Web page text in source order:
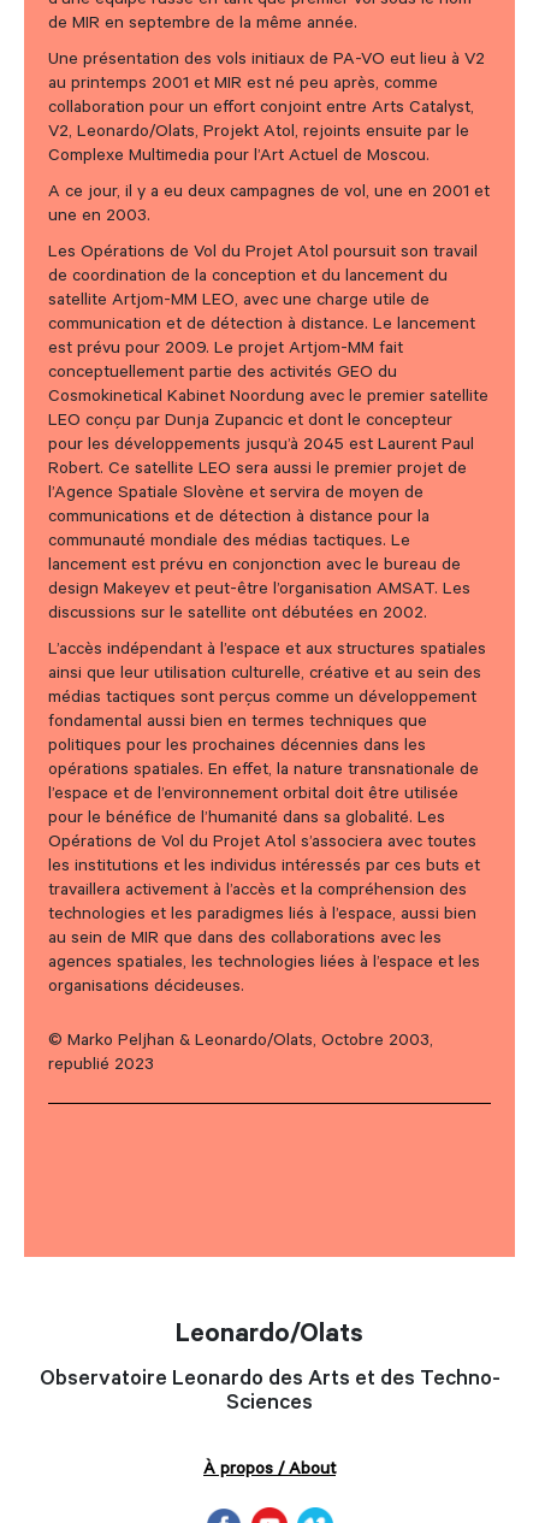
de MIR en septembre de la même année.
Une présentation des vols initiaux de PA-VO eut lieu à V2
au printemps 2001 et MIR est né peu après, comme
collaboration pour un effort conjoint entre Arts Catalyst,
V2, Leonardo/Olats, Projekt Atol, rejoints ensuite par le
Complexe Multimedia pour l’Art Actuel de Moscou.
A ce jour, il y a eu deux campagnes de vol, une en 2001 et
une en 2003.
Les Opérations de Vol du Projet Atol poursuit son travail
de coordination de la conception et du lancement du
satellite Artjom-MM LEO, avec une charge utile de
communication et de détection à distance. Le lancement
est prévu pour 2009. Le projet Artjom-MM fait
conceptuellement partie des activités GEO du
Cosmokinetical Kabinet Noordung avec le premier satellite
LEO conçu par Dunja Zupancic et dont le concepteur
pour les développements jusqu’à 2045 est Laurent Paul
Robert. Ce satellite LEO sera aussi le premier projet de
l’Agence Spatiale Slovène et servira de moyen de
communications et de détection à distance pour la
communauté mondiale des médias tactiques. Le
lancement est prévu en conjonction avec le bureau de
design Makeyev et peut-être l’organisation AMSAT. Les
discussions sur le satellite ont débutées en 2002.
L’accès indépendant à l’espace et aux structures spatiales
ainsi que leur utilisation culturelle, créative et au sein des
médias tactiques sont perçus comme un développement
fondamental aussi bien en termes techniques que
politiques pour les prochaines décennies dans les
opérations spatiales. En effet, la nature transnationale de
l’espace et de l’environnement orbital doit être utilisée
pour le bénéfice de l’humanité dans sa globalité. Les
Opérations de Vol du Projet Atol s’associera avec toutes
les institutions et les individus intéressés par ces buts et
travaillera activement à l’accès et la compréhension des
technologies et les paradigmes liés à l’espace, aussi bien
au sein de MIR que dans des collaborations avec les
agences spatiales, les technologies liées à l’espace et les
organisations décideuses.
© Marko Peljhan & Leonardo/Olats, Octobre 2003,
republié 2023
Leonardo/Olats
Observatoire Leonardo des Arts et des Techno-
Sciences
À propos / About